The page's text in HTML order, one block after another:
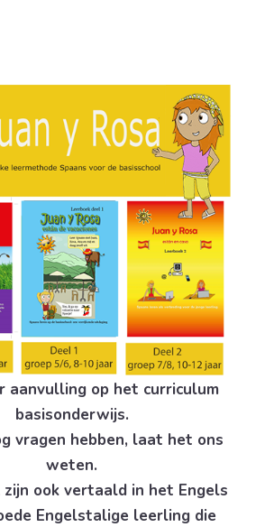
aanvulling op het curriculum
basisonderwijs.
vragen hebben, laat het ons
weten.
zijn ook vertaald in het Engels
Engelstalige leerling die